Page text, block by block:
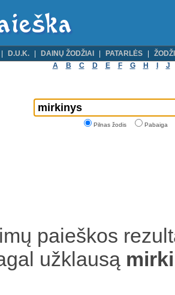
D.U.K. DAINŲ ŽODŽIAI PATARLĖS
A
B C D E F G H J
Pilnas žodis Pabaiga
paieškos
užklausą